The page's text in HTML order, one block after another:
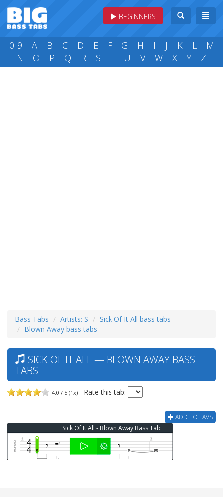
BEGINNERS
0-9 A B C D E F G H I J K L
M
N
O P Q R S T U V W X Y Z
Bass Tabs Artists: S
Sick Of It All bass tabs
Blown Away bass tabs
SICK OF IT ALL — BLOWN AWAY BASS
TABS
4.0 / 5 (1x) Rate this tab:
ADD TO FAVS
Sick Of It All - Blown Away Bass Tab